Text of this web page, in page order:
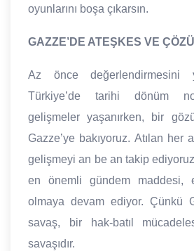
oyunlarını boşa çıkarsın.
GAZZE’DE ATEŞKES VE
Az önce değerlendirmesini
Türkiye’de tarihi dönüm
gelişmeler yaşanırken, bir
Gazze’ye bakıyoruz. Atılan her
gelişmeyi an be an takip
en önemli gündem maddesi,
olmaya devam ediyor. Çünkü
savaş, bir hak-batıl
savaşıdır.